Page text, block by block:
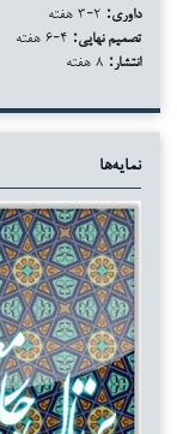
داوری:
تصمیم نهایی:
انتشار:
نمایه‌ها